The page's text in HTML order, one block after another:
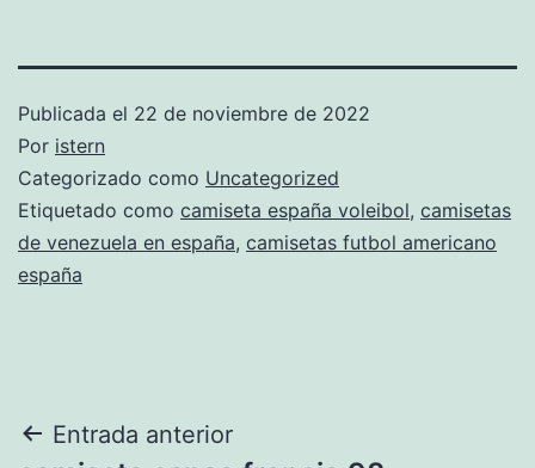
Publicada el 22 de noviembre de 2022
Por istern
Categorizado como Uncategorized
Etiquetado como camiseta españa voleibol, camisetas
de venezuela en españa, camisetas futbol americano
españa
Navegación
Entrada anterior